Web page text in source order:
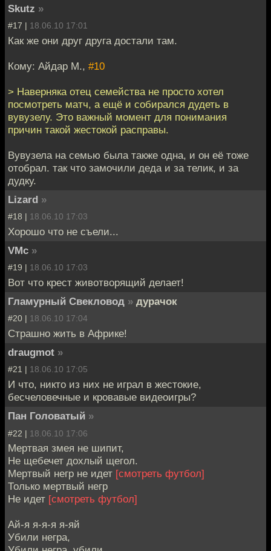
Skutz »
#17 | 18.06.10 17:01
Как же они друг друга достали там.
Кому: Айдар М., #10
> Наверняка отец семейства не просто хотел
посмотреть матч, а ещё и собирался дудеть в
вувузелу. Это важный момент для понимания
причин такой жестокой расправы.
Вувузела на семью была также одна, и он её тоже
отобрал. так что замочили деда и за телик, и за
дудку.
Lizard »
#18 | 18.06.10 17:03
Хорошо что не съели...
VMc »
#19 | 18.06.10 17:03
Вот что крест животворящий делает!
Гламурный Свекловод » дурачок
#20 | 18.06.10 17:04
Страшно жить в Африке!
draugmot »
#21 | 18.06.10 17:05
И что, никто из них не играл в жестокие,
бесчеловечные и кровавые видеоигры?
Пан Головатый »
#22 | 18.06.10 17:06
Мертвая змея не шипит,
Не щебечет дохлый щегол.
Мертвый негр не идет [смотреть футбол]
Только мертвый негр
Не идет [смотреть футбол]
Ай-я я-я-я я-яй
Убили негра,